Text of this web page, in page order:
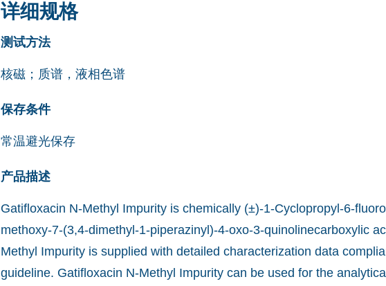
详细规格
测试方法
核磁；质谱，液相色谱
保存条件
常温避光保存
产品描述
Gatifloxacin N-Methyl Impurity is chemically (±)-1-Cyclopropyl-6-
methoxy-7-(3,4-dimethyl-1-piperazinyl)-4-oxo-3-quinolinecarboxylic
Methyl Impurity is supplied with detailed characterization data
guideline. Gatifloxacin N-Methyl Impurity can be used for the